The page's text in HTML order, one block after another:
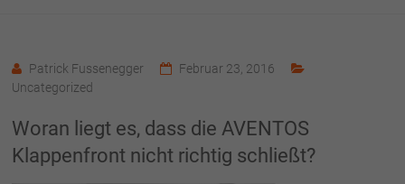
Patrick Fussenegger
Februar 23, 2016
Uncategorized
Woran liegt es, dass die AVENTOS
Klappenfront nicht richtig schließt?